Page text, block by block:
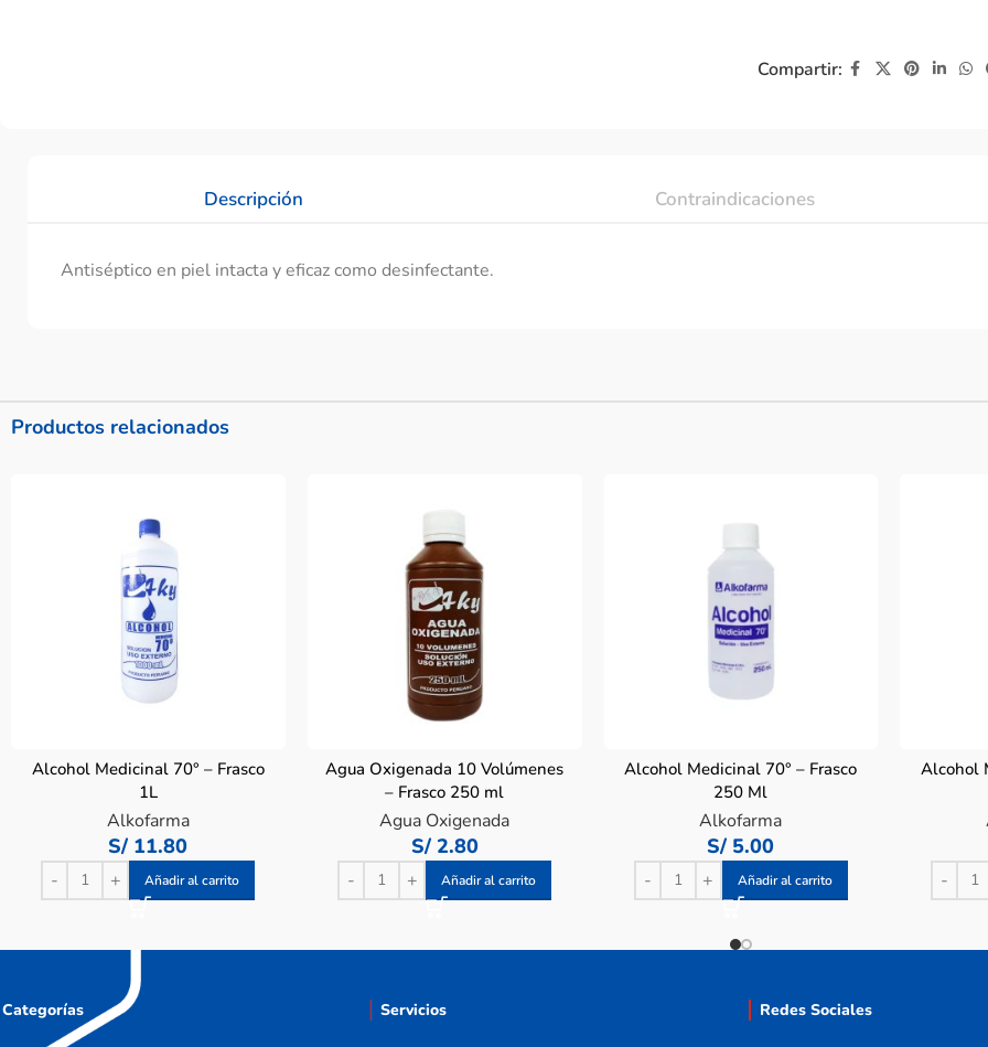
Compartir:
Descripción Contraindicaciones
Antiséptico en piel intacta y eficaz como desinfectante.
Productos relacionados
Alcohol Medicinal 70° – Frasco
1L
Alkofarma
S/ 11.80
Añadir al carrito
Agua Oxigenada 10 Volúmenes
– Frasco 250 ml
Agua Oxigenada
S/2.80
Añadir al carrito
Alcohol Medicinal 70° – Frasco
250 Ml
Alkofarma
S/ 5.00
Añadir al carrito
Alcohol
Categorías Servicios Redes Sociales